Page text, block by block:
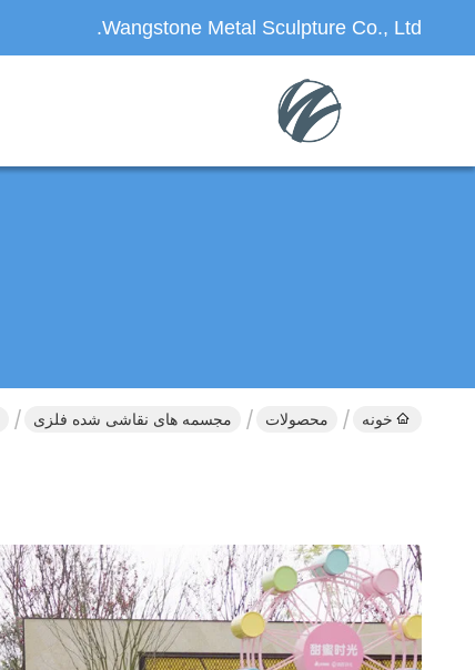
Wangstone Metal Sculpture Co., Ltd.
خونه محصولات مجسمه های نقاشی شده فلزی